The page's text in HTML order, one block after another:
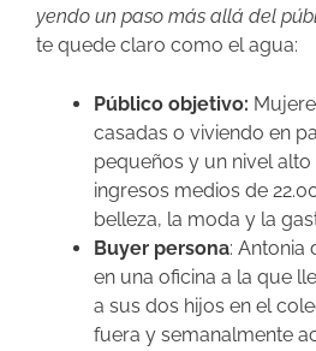
yendo un paso más allá del
te quede claro como el agua:
Público objetivo:
casadas o viviendo en
pequeños y un nivel
ingresos medios de
belleza, la moda y la
Buyer persona: Antonia
en una oficina a la que
a sus dos hijos en el
fuera y semanalmente